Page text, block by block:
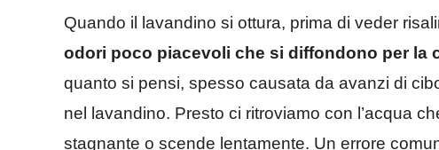
Quando il lavandino si ottura, prima di veder
odori poco piacevoli che si diffondono per la
quanto si pensi, spesso causata da avanzi di
nel lavandino. Presto ci ritroviamo con l’acqua
stagnante o scende lentamente. Un errore